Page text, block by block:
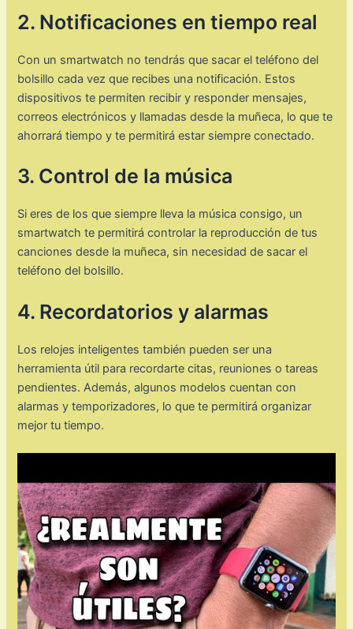
2. Notificaciones en tiempo real
Con un smartwatch no tendrás que sacar el teléfono del
bolsillo cada vez que recibes una notificación. Estos
dispositivos te permiten recibir y responder mensajes,
correos electrónicos y llamadas desde la muñeca, lo que te
ahorrará tiempo y te permitirá estar siempre conectado.
3. Control de la música
Si eres de los que siempre lleva la música consigo, un
smartwatch te permitirá controlar la reproducción de tus
canciones desde la muñeca, sin necesidad de sacar el
teléfono del bolsillo.
4. Recordatorios y alarmas
Los relojes inteligentes también pueden ser una
herramienta útil para recordarte citas, reuniones o tareas
pendientes. Además, algunos modelos cuentan con
alarmas y temporizadores, lo que te permitirá organizar
mejor tu tiempo.